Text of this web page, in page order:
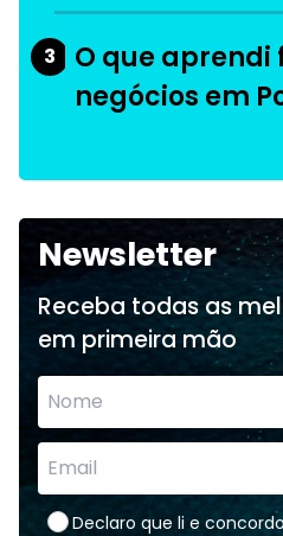
3
O que aprendi
negócios em
Newsletter
Receba todas as
em primeira mão
Declaro que li e